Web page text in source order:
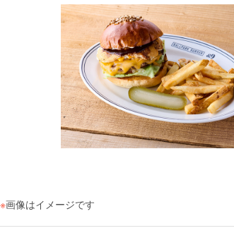
※画像はイメージです